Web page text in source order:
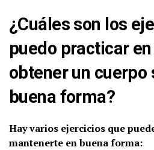
¿Cuáles son los
puedo practicar
obtener un cuerpo
buena forma?
Hay varios ejercicios que
mantenerte en buena forma: